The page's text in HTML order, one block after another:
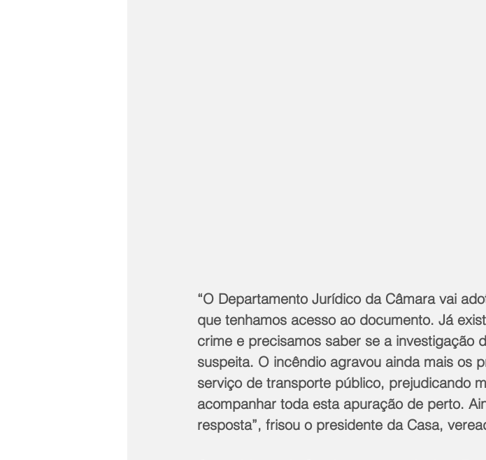
“O Departamento Jurídico da Câmara vai
que tenhamos acesso ao documento. Já
crime e precisamos saber se a investigação
suspeita. O incêndio agravou ainda mais os
serviço de transporte público, prejudicando
acompanhar toda esta apuração de perto.
resposta”, frisou o presidente da Casa,